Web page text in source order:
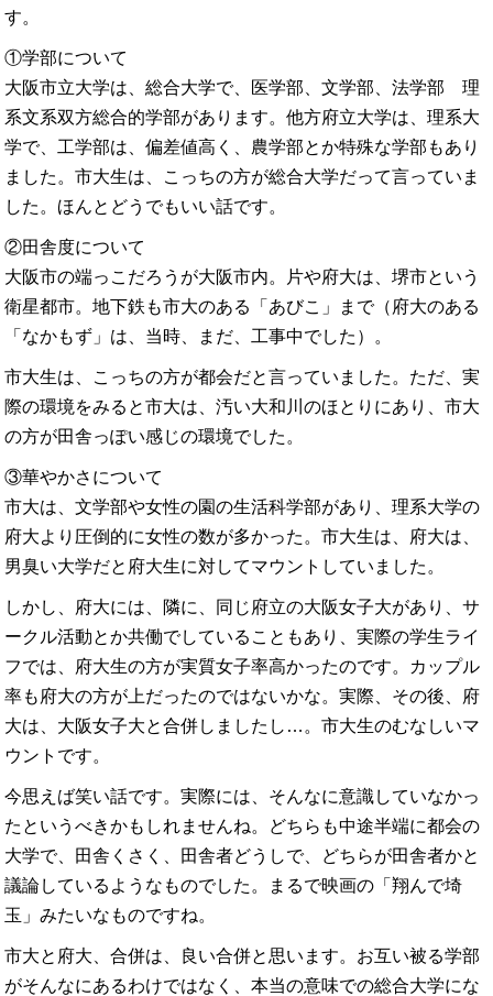
す。
①学部について
大阪市立大学は、総合大学で、医学部、文学部、法学部 理
系文系双方総合的学部があります。他方府立大学は、理系大
学で、工学部は、偏差値高く、農学部とか特殊な学部もあり
ました。市大生は、こっちの方が総合大学だって言っていま
した。ほんとどうでもいい話です。
②田舎度について
大阪市の端っこだろうが大阪市内。片や府大は、堺市という
衛星都市。地下鉄も市大のある「あびこ」まで（府大のある
「なかもず」は、当時、まだ、工事中でした）。
市大生は、こっちの方が都会だと言っていました。ただ、実
際の環境をみると市大は、汚い大和川のほとりにあり、市大
の方が田舎っぽい感じの環境でした。
③華やかさについて
市大は、文学部や女性の園の生活科学部があり、理系大学の
府大より圧倒的に女性の数が多かった。市大生は、府大は、
男臭い大学だと府大生に対してマウントしていました。
しかし、府大には、隣に、同じ府立の大阪女子大があり、サ
ークル活動とか共働でしていることもあり、実際の学生ライ
フでは、府大生の方が実質女子率高かったのです。カップル
率も府大の方が上だったのではないかな。実際、その後、府
大は、大阪女子大と合併しましたし…。市大生のむなしいマ
ウントです。
今思えば笑い話です。実際には、そんなに意識していなかっ
たというべきかもしれませんね。どちらも中途半端に都会の
大学で、田舎くさく、田舎者どうしで、どちらが田舎者かと
議論しているようなものでした。まるで映画の「翔んで埼
玉」みたいなものですね。
市大と府大、合併は、良い合併と思います。お互い被る学部
がそんなにあるわけではなく、本当の意味での総合大学にな